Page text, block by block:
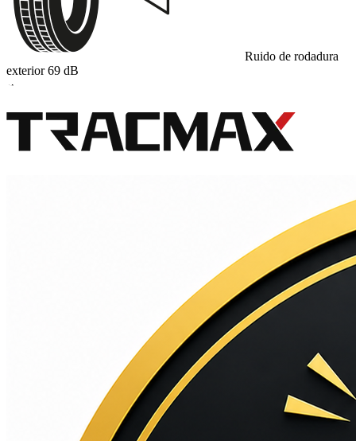
Ruido de rodadura
exterior 69 dB
A